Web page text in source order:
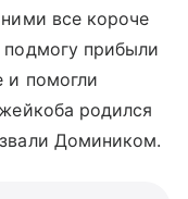
все короче
прибыли
и помогли
родился
Домиником.